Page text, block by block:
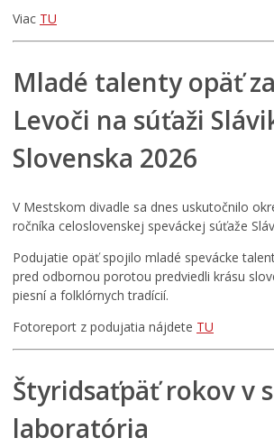
Viac TU
Mladé talenty opäť
Levoči na súťaži
Slovenska 2026
V Mestskom divadle sa dnes uskutočnilo
ročníka celoslovenskej speváckej súťaže
Podujatie opäť spojilo mladé spevácke
pred odbornou porotou predviedli krásu
piesní a folklórnych tradícií.
Fotoreport z podujatia nájdete TU
Štyridsaťpäť rokov v
laboratória